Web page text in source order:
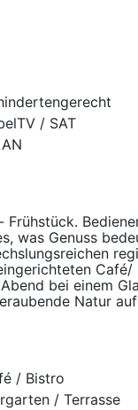
/ SAT
Frühstück.
was Genuss
Café/
bei einem
Natur
/ Bistro
/ Terrasse